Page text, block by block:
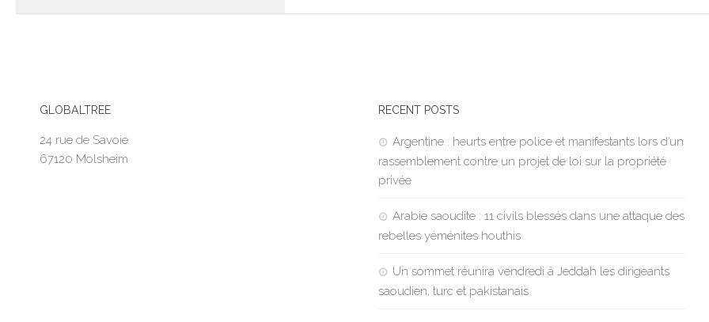
GLOBALTREE
24 rue de Savoie
67120 Molsheim
RECENT POSTS
Argentine : heurts entre police et manifestants lors d’un
rassemblement contre un projet de loi sur la propriété
privée
Arabie saoudite : 11 civils blessés dans une attaque des
rebelles yéménites houthis
Un sommet réunira vendredi à Jeddah les dirigeants
saoudien, turc et pakistanais